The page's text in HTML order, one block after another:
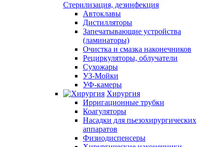
Стерилизация, дезинфекция
Автоклавы
Дистилляторы
Запечатывающие устройства
(ламинаторы)
Очистка и смазка наконечников
Рециркуляторы, облучатели
Сухожары
УЗ-Мойки
УФ-камеры
Хирургия
Ирригационные трубки
Коагуляторы
Насадки для пьезохирургических
аппаратов
Физиодиспенсеры